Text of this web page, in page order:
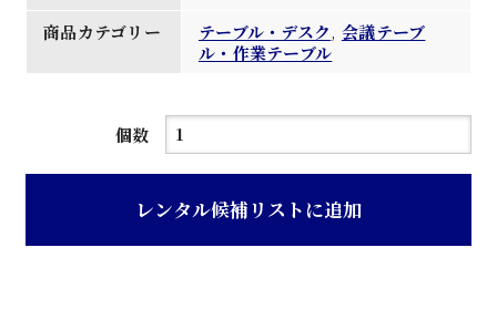
商品カテゴリー
テーブル・デスク, 会議テーブ
ル・作業テーブル
個数
茶
天
レンタル候補リストに追加